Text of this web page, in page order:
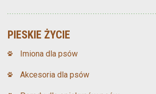
PIESKIE ŻYCIE
Imiona dla psów
Akcesoria dla psów